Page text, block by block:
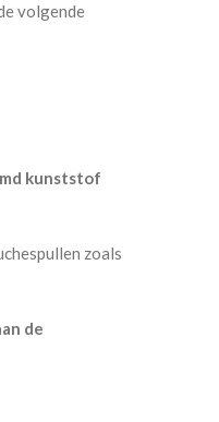
volgende
kunststof
zoals
de